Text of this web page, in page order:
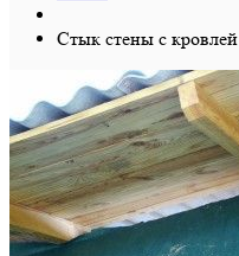
Стык стены с кровлей